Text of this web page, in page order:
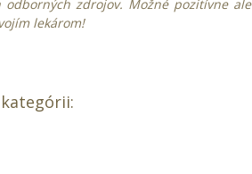
odborných zdrojov. Možné pozitívne
lekárom!